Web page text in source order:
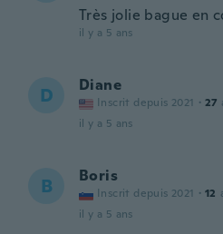
Très jolie bague en
il y a 5 ans
D Diane
Inscrit depuis 2021 · 27
il y a 5 ans
B Boris
Inscrit depuis 2021 · 12
il y a 5 ans